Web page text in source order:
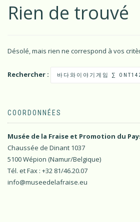
Rien de trouvé
Désolé, mais rien ne correspond à vos
Rechercher :
COORDONNÉES
Musée de la Fraise et Promotion du
Chaussée de Dinant 1037
5100 Wépion (Namur/Belgique)
Tél. et Fax : +32 81/46.20.07
info@museedelafraise.eu